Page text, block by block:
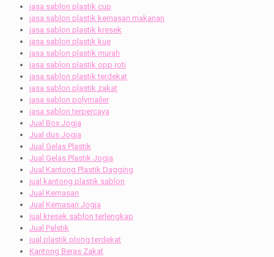
jasa sablon plastik cup
jasa sablon plastik kemasan makanan
jasa sablon plastik kresek
jasa sablon plastik kue
jasa sablon plastik murah
jasa sablon plastik opp roti
jasa sablon plastik terdekat
jasa sablon plastik zakat
jasa sablon polymailer
jasa sablon terpercaya
Jual Box Jogja
Jual dus Jogja
Jual Gelas Plastik
Jual Gelas Plastik Jogja
Jual Kantong Plastik Dagging
jual kantong plastik sablon
Jual Kemasan
Jual Kemasan Jogja
jual kresek sablon terlengkap
Jual Palstik
jual plastik plong terdekat
Kantong Beras Zakat